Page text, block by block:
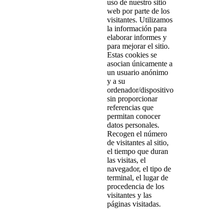
uso de nuestro sitio
web por parte de los
visitantes. Utilizamos
la información para
elaborar informes y
para mejorar el sitio.
Estas cookies se
asocian únicamente a
un usuario anónimo
y a su
ordenador/dispositivo
sin proporcionar
referencias que
permitan conocer
datos personales.
Recogen el número
de visitantes al sitio,
el tiempo que duran
las visitas, el
navegador, el tipo de
terminal, el lugar de
procedencia de los
visitantes y las
páginas visitadas.